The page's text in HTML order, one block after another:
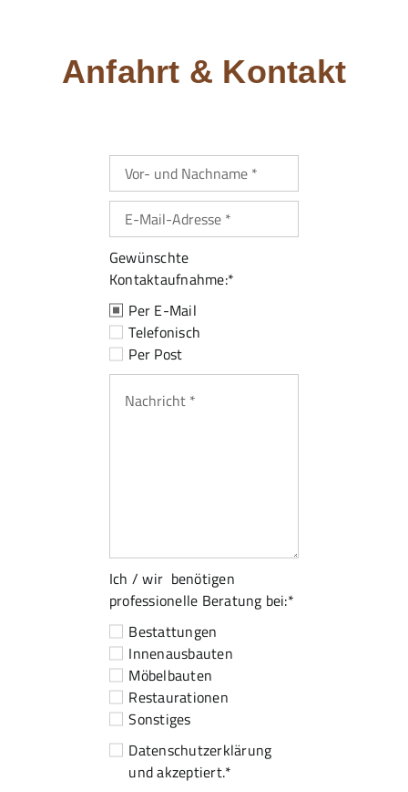
Anfahrt & Kontakt
Gewünschte
Kontaktaufnahme:*
Per E-Mail
Telefonisch
Per Post
Ich / wir benötigen
professionelle Beratung bei:*
Bestattungen
Innenausbauten
Möbelbauten
Restaurationen
Sonstiges
Datenschutzerklärung
und akzeptiert.*